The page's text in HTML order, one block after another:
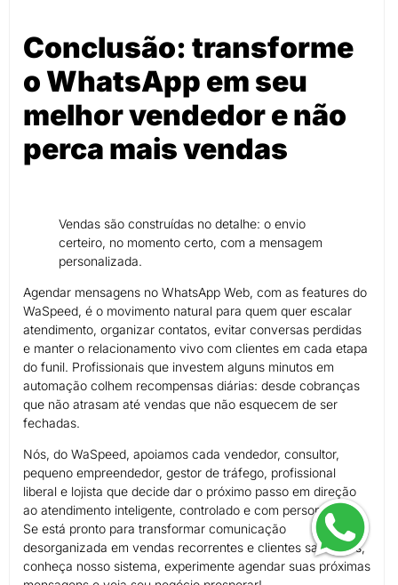
Conclusão: transforme
o WhatsApp em seu
melhor vendedor e não
perca mais vendas
Vendas são construídas no detalhe: o envio
certeiro, no momento certo, com a mensagem
personalizada.
Agendar mensagens no WhatsApp Web, com as features do
WaSpeed, é o movimento natural para quem quer escalar
atendimento, organizar contatos, evitar conversas perdidas
e manter o relacionamento vivo com clientes em cada etapa
do funil. Profissionais que investem alguns minutos em
automação colhem recompensas diárias: desde cobranças
que não atrasam até vendas que não esquecem de ser
fechadas.
Nós, do WaSpeed, apoiamos cada vendedor, consultor,
pequeno empreendedor, gestor de tráfego, profissional
liberal e lojista que decide dar o próximo passo em direção
ao atendimento inteligente, controlado e com personalidade.
Se está pronto para transformar comunicação
desorganizada em vendas recorrentes e clientes satisfeitos,
conheça nosso sistema, experimente agendar suas próximas